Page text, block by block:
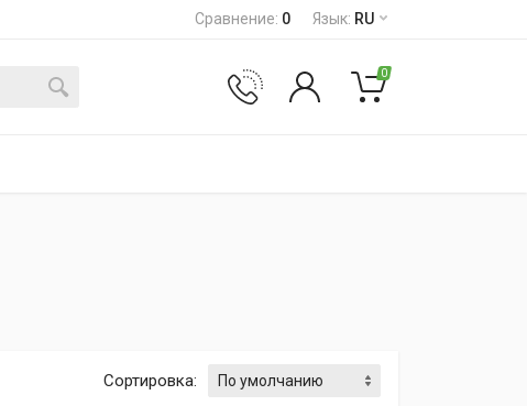
Сравнение: 0 Язык: RU
0
Сортировка: